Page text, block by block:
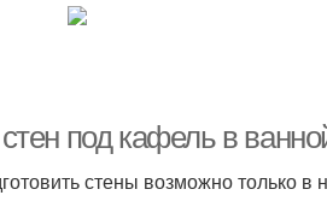
под кафель в
стены возможно только